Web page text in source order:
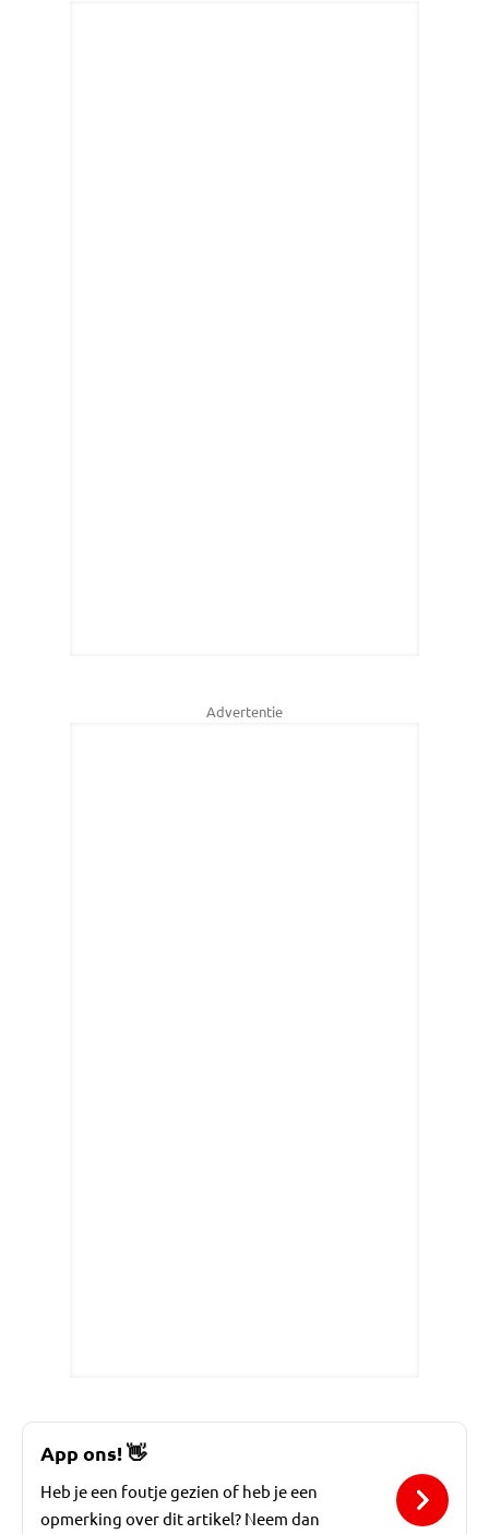
Advertentie
App ons!👋
Heb je een foutje gezien of heb je een
opmerking over dit artikel? Neem dan